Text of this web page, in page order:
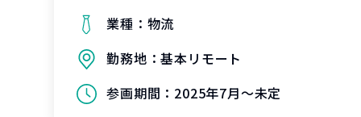
業種： 物流
勤務地：基本リモート
参画期間： 2025年7月～未定